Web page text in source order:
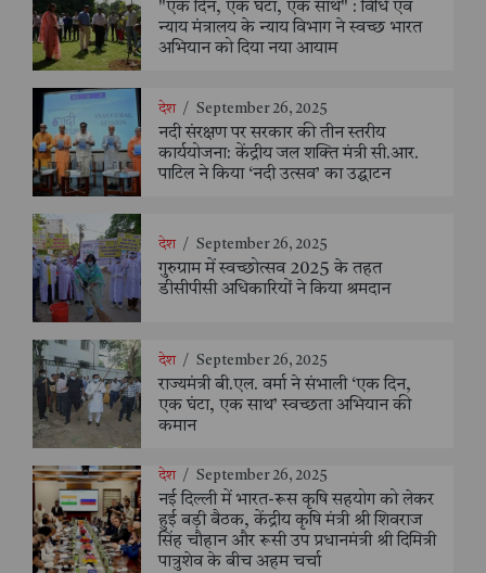
"एक दिन, एक घंटा, एक साथ" : विधि एवं
न्याय मंत्रालय के न्याय विभाग ने स्वच्छ भारत
अभियान को दिया नया आयाम
देश / September 26, 2025
नदी संरक्षण पर सरकार की तीन स्तरीय
कार्ययोजना: केंद्रीय जल शक्ति मंत्री सी.आर.
पाटिल ने किया ‘नदी उत्सव’ का उद्घाटन
देश / September 26, 2025
गुरुग्राम में स्वच्छोत्सव 2025 के तहत
डीसीपीसी अधिकारियों ने किया श्रमदान
देश / September 26, 2025
राज्यमंत्री बी.एल. वर्मा ने संभाली ‘एक दिन,
एक घंटा, एक साथ’ स्वच्छता अभियान की
कमान
देश / September 26, 2025
नई दिल्ली में भारत-रूस कृषि सहयोग को लेकर
हुई बड़ी बैठक, केंद्रीय कृषि मंत्री श्री शिवराज
सिंह चौहान और रूसी उप प्रधानमंत्री श्री दिमित्री
पात्रुशेव के बीच अहम चर्चा